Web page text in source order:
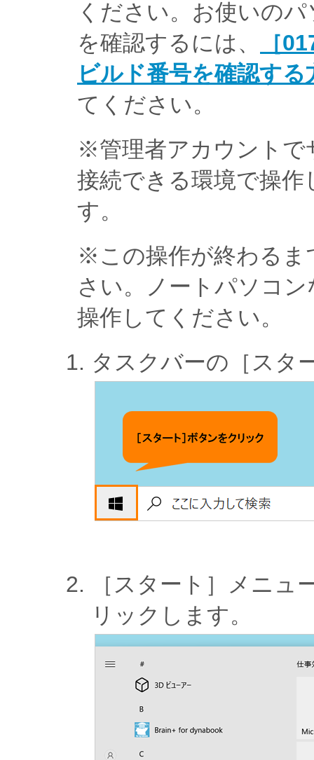
ください。お使いの
を確認するには、
［
ビルド番号を確認す
てください。
※管理者アカウントで
接続できる環境で操
す。
※この操作が終わるま
さい。ノートパソコ
操作してください。
タスクバーの［スタ
［スタート］メニュ
リックします。